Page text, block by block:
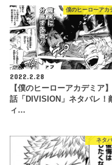
僕のヒーローアカ
2022.2.28
【僕のヒーローアカデミア
話「DIVISION」ネタバレ！
ィ…
ネタ